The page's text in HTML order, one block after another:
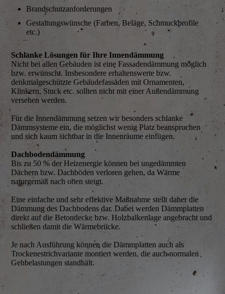
Brandschutzanforderungen
Gestaltungswünsche (Farben, Beläge, Schmuckprofile
etc.)
Schlanke Lösungen für Ihre Innendämmung
Nicht bei allen Gebäuden ist eine Fassadendämmung möglich
bzw. erwünscht. Insbesondere erhaltenswerte bzw.
denkmalgeschützte Gebäudefassaden mit Ornamenten,
Klinkern, Stuck etc. sollten nicht mit einer Außendämmung
versehen werden.
Für die Innendämmung setzen wir besonders schlanke
Dämmsysteme ein, die möglichst wenig Platz beanspruchen
und sich kaum sichtbar in die Innenräume einfügen.
Dachbodendämmung
Bis zu 50 % der Heizenergie können bei ungedämmten
Dächern bzw. Dachböden verloren gehen, da Wärme
naturgemäß nach oben steigt.
Eine einfache und sehr effektive Maßnahme stellt daher die
Dämmung des Dachbodens dar. Dabei werden Dämmplatten
direkt auf die Betondecke bzw. Holzbalkenlage angebracht und
schließen damit die Wärmebrücke.
Je nach Ausführung können die Dämmplatten auch als
Trockenestrichvariante montiert werden, die auch normalen
Gehbelastungen standhält.